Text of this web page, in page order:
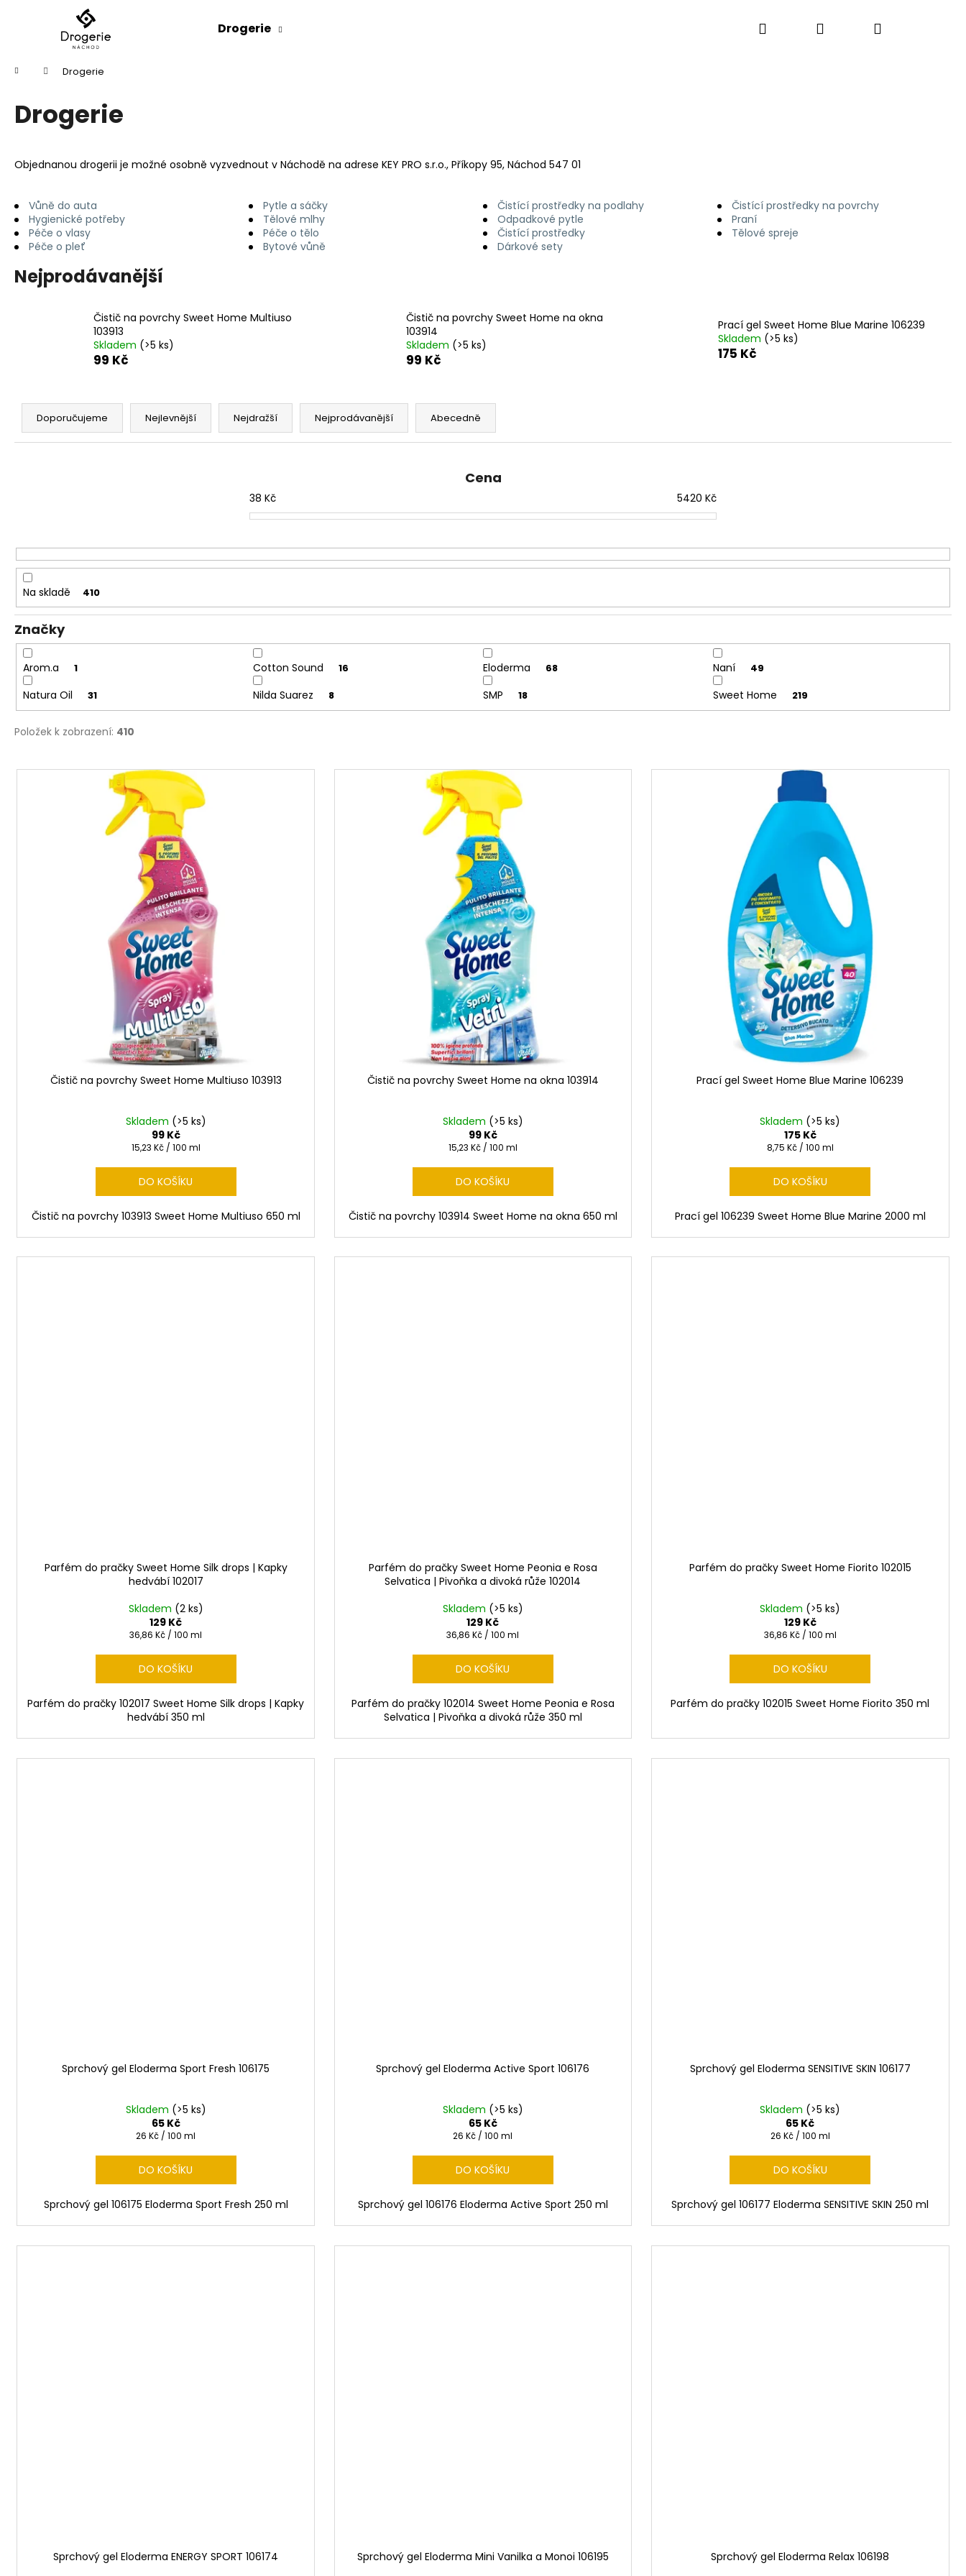
Drogerie Hledat PřihlášeníNákupní
Domů Drogerie
Drogerie
Objednanou drogerii je možné osobně vyzvednout v Náchodě na adrese KEY PRO s.r.o., Příkopy 95, Náchod 547 01
Vůně do auta Pytle a sáčky Čistící prostředky na podlahy
Čistící prostředky na povrchy
Hygienické potřeby
Tělové mlhy Odpadkové pytle
Praní
Péče o vlasy
Péče o tělo Čistící prostředky
Tělové spreje
Péče o pleť
Bytové vůně Dárkové sety
Nejprodávanější
Čistič na povrchy Sweet Home Multiuso
103913
Skladem (>5 ks)
99 Kč
Čistič na povrchy Sweet Home na okna
103914
Skladem (>5 ks)
99 Kč
Prací gel Sweet Home Blue Marine 106239
Skladem (>5 ks)
175 Kč
Ř
z
o
d
u
k
t
ů
Doporučujeme Nejlevnější Nejdražší Nejprodávanější Abecedně
Cena
38 Kč 5420 Kč
Na skladě 410
Značky
Arom.a 1 Cotton Sound 16 Eloderma 68 Naní 49
Natura Oil 31 Nilda Suarez 8 SMP 18 Sweet Home 219
Položek k zobrazení: 410
V
Čistič na povrchy Sweet Home Multiuso 103913
Skladem (>5 ks)
99 Kč
Měrná
15,23 Kč / 100 ml
DO KOŠÍKU
Čistič na povrchy 103913 Sweet Home Multiuso 650 ml
Čistič na povrchy Sweet Home na okna 103914
Skladem (>5 ks)
99 Kč
Měrná
15,23 Kč / 100 ml
DO KOŠÍKU
Čistič na povrchy 103914 Sweet Home na okna 650 ml
Prací gel Sweet Home Blue Marine 106239
Skladem (>5 ks)
175 Kč
Měrná
8,75 Kč / 100 ml
DO KOŠÍKU
Prací gel 106239 Sweet Home Blue Marine 2000 ml
Parfém do pračky Sweet Home Silk drops | Kapky
hedvábí 102017
Skladem (2 ks)
129 Kč
Měrná
36,86 Kč / 100 ml
DO KOŠÍKU
Parfém do pračky 102017 Sweet Home Silk drops | Kapky
hedvábí 350 ml
Parfém do pračky Sweet Home Peonia e Rosa
Selvatica | Pivoňka a divoká růže 102014
Skladem (>5 ks)
129 Kč
Měrná
36,86 Kč / 100 ml
DO KOŠÍKU
Parfém do pračky 102014 Sweet Home Peonia e Rosa
Selvatica | Pivoňka a divoká růže 350 ml
Parfém do pračky Sweet Home Fiorito 102015
Skladem (>5 ks)
129 Kč
Měrná
36,86 Kč / 100 ml
DO KOŠÍKU
Parfém do pračky 102015 Sweet Home Fiorito 350 ml
Sprchový gel Eloderma Sport Fresh 106175
Skladem (>5 ks)
65 Kč
Měrná
26 Kč / 100 ml
DO KOŠÍKU
Sprchový gel 106175 Eloderma Sport Fresh 250 ml
Sprchový gel Eloderma Active Sport 106176
Skladem (>5 ks)
65 Kč
Měrná
26 Kč / 100 ml
DO KOŠÍKU
Sprchový gel 106176 Eloderma Active Sport 250 ml
Sprchový gel Eloderma SENSITIVE SKIN 106177
Skladem (>5 ks)
65 Kč
Měrná
26 Kč / 100 ml
DO KOŠÍKU
Sprchový gel 106177 Eloderma SENSITIVE SKIN 250 ml
Sprchový gel Eloderma ENERGY SPORT 106174 Sprchový gel Eloderma Mini Vanilka a Monoi 106195 Sprchový gel Eloderma Relax 106198
Zpět
obchodu
Zpět
obchodu